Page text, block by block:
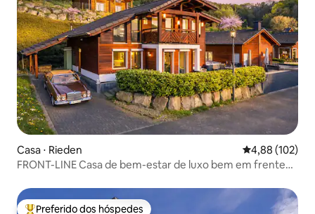
Casa ⋅ Rieden 4,88 de uma
4,88 (102)
FRONT-LINE Casa de bem-estar de luxo bem em frente
Preferido dos hóspedes